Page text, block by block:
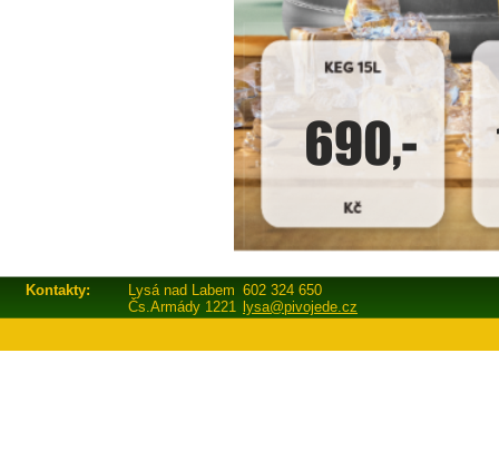
Kontakty: Lysá nad Labem 602 324 650
Čs.Armády 1221 lysa@pivojede.cz